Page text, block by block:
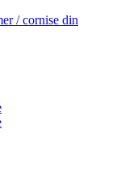
/ cornise din